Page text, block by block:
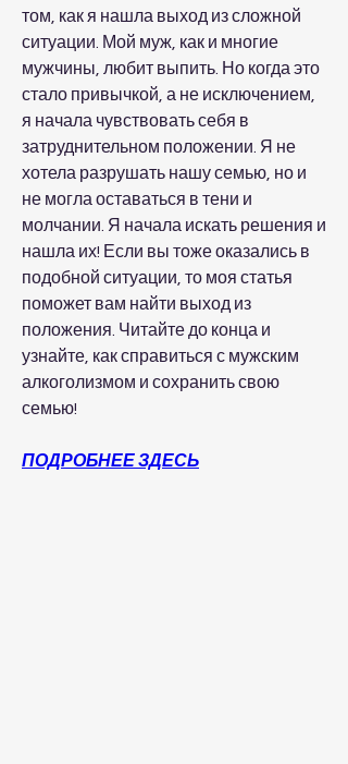
том, как я нашла выход из сложной
ситуации. Мой муж, как и многие
мужчины, любит выпить. Но когда это
стало привычкой, а не исключением,
я начала чувствовать себя в
затруднительном положении. Я не
хотела разрушать нашу семью, но и
не могла оставаться в тени и
молчании. Я начала искать решения и
нашла их! Если вы тоже оказались в
подобной ситуации, то моя статья
поможет вам найти выход из
положения. Читайте до конца и
узнайте, как справиться с мужским
алкоголизмом и сохранить свою
семью!
ПОДРОБНЕЕ ЗДЕСЬ